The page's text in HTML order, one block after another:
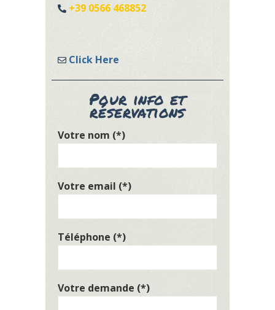
+39 0566 468852
Click Here
Pour info et
réservations
Votre nom (*)
Votre email (*)
Téléphone (*)
Votre demande (*)